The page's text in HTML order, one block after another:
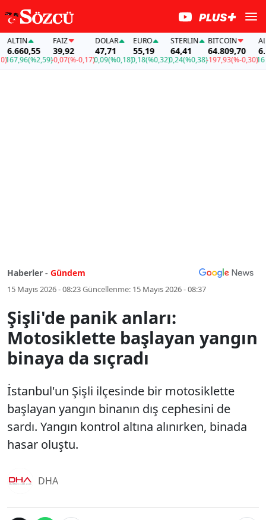
(%2,59)
FAİZ
39,92
-0,07(%-0,17)
DOLAR
47,71
0,09(%0,18)
EURO
55,19
0,18(%0,32)
STERLIN
64,41
0,24(%0,38)
BITCOIN
64.809,70
-197,93(%-0,30)
Haberler - Gündem
15 Mayıs 2026 - 08:23Güncellenme: 15 Mayıs 2026 - 08:37
Şişli'de panik anları:
Motosiklette başlayan yangın
binaya da sıçradı
İstanbul'un Şişli ilçesinde bir motosiklette
başlayan yangın binanın dış cephesini de
sardı. Yangın kontrol altına alınırken, binada
hasar oluştu.
DHA